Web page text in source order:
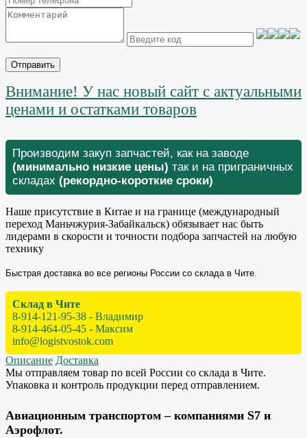
Отправить
Внимание! У нас новый сайт с актуальными
ценами и остатками товаров
Производим закуп запчастей, как на заводе
(минимально низкие цены) так и на приграничных
складах (рекордно-короткие сроки)
Наше присутствие в Китае и на границе (международный
переход Маньчжурия-Забайкальск) обязывает нас быть
лидерами в скорости и точности подбора запчастей на любую
технику
Быстрая доставка во все регионы России со склада в Чите.
Склад в Чите
8-914-121-95-38 - Владимир
8-914-464-05-45 - Максим
info@logistvostok.com
Описание Доставка
Мы отправляем товар по всей России со склада в Чите.
Упаковка и контроль продукции перед отправлением.
Авиационным транспортом – компаниями S7 и
Аэрофлот.